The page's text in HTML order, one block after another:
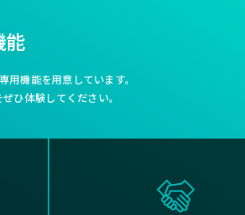
能
用機能を用意しています。
ひ体験してください。